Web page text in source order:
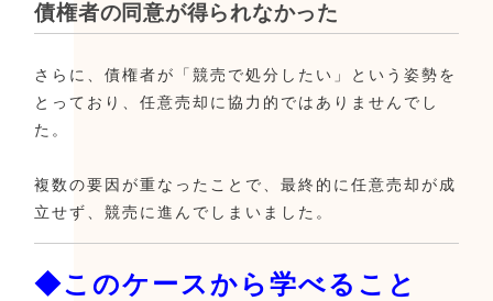
債権者の同意が得られなかった
さらに、債権者が「競売で処分したい」という姿勢を
とっており、任意売却に協力的ではありませんでし
た。
複数の要因が重なったことで、最終的に任意売却が成
立せず、競売に進んでしまいました。
◆このケースから学べること